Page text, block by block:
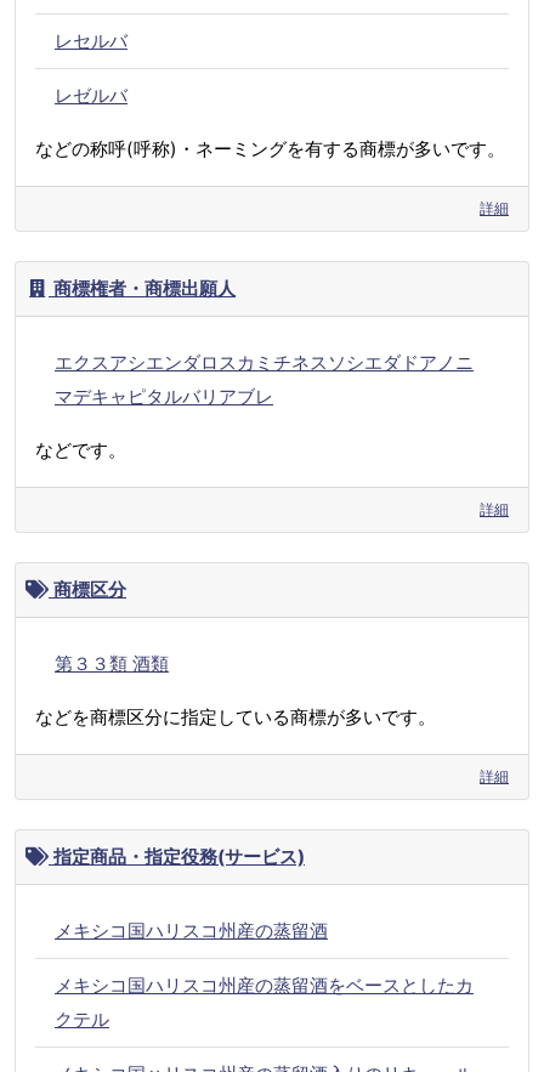
レセルバ
レゼルバ
などの称呼(呼称)・ネーミングを有する商標が多いです。
詳細
商標権者・商標出願人
エクスアシエンダロスカミチネスソシエダドアノニ
マデキャピタルバリアブレ
などです。
詳細
商標区分
第３３類 酒類
などを商標区分に指定している商標が多いです。
詳細
指定商品・指定役務(サービス)
メキシコ国ハリスコ州産の蒸留酒
メキシコ国ハリスコ州産の蒸留酒をベースとしたカ
クテル